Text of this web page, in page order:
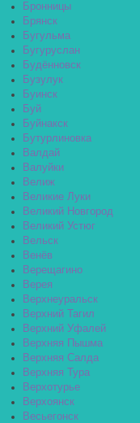
Бронницы
Брянск
Бугульма
Бугуруслан
Будённовск
Бузулук
Буинск
Буй
Буйнакск
Бутурлиновка
Валдай
Валуйки
Велиж
Великие Луки
Великий Новгород
Великий Устюг
Вельск
Венёв
Верещагино
Верея
Верхнеуральск
Верхний Тагил
Верхний Уфалей
Верхняя Пышма
Верхняя Салда
Верхняя Тура
Верхотурье
Верхоянск
Весьегонск